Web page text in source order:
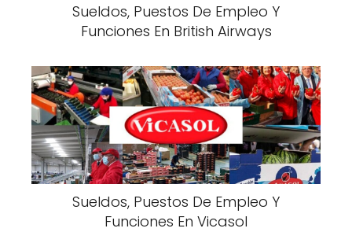
Sueldos, Puestos De Empleo Y
Funciones En British Airways
Sueldos, Puestos De Empleo Y
Funciones En Vicasol